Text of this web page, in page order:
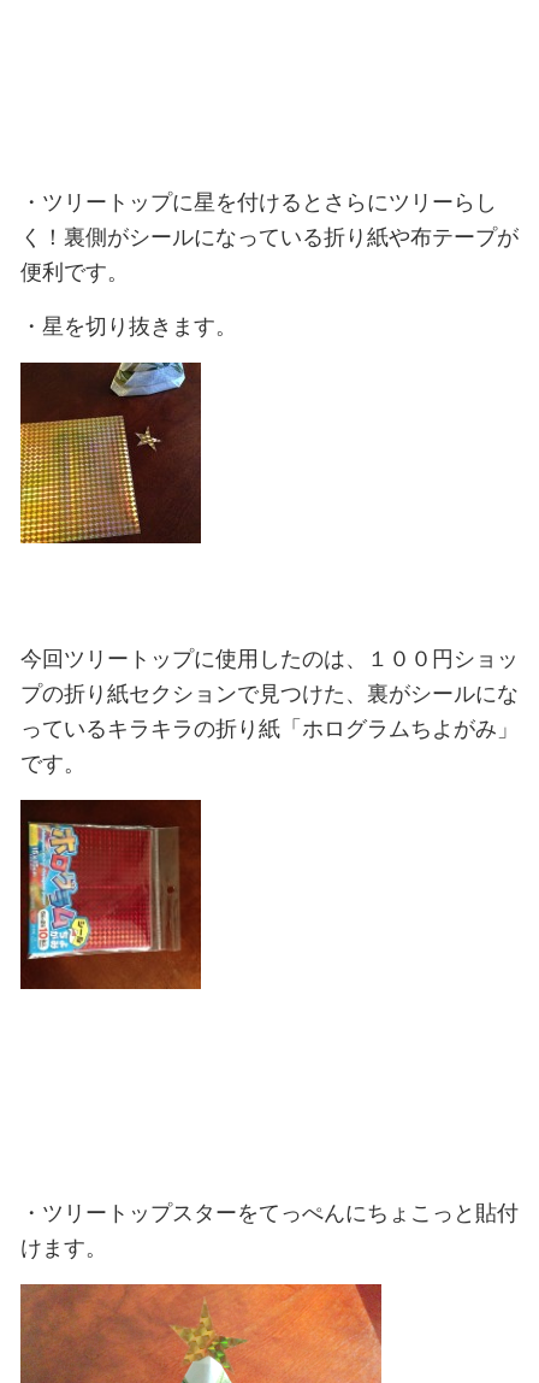
・ツリートップに星を付けるとさらにツリーらし
く！裏側がシールになっている折り紙や布テープが
便利です。
・星を切り抜きます。
今回ツリートップに使用したのは、１００円ショッ
プの折り紙セクションで見つけた、裏がシールにな
っているキラキラの折り紙「ホログラムちよがみ」
です。
・ツリートップスターをてっぺんにちょこっと貼付
けます。